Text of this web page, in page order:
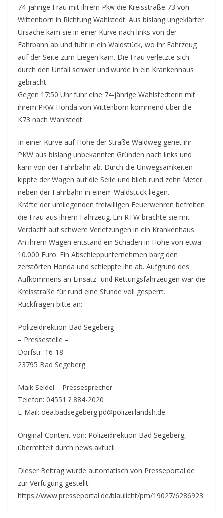
74-jährige Frau mit ihrem Pkw die Kreisstraße 73 von
Wittenborn in Richtung Wahlstedt. Aus bislang ungeklärter
Ursache kam sie in einer Kurve nach links von der
Fahrbahn ab und fuhr in ein Waldstück, wo ihr Fahrzeug
auf der Seite zum Liegen kam. Die Frau verletzte sich
durch den Unfall schwer und wurde in ein Krankenhaus
gebracht.
Gegen 17:50 Uhr fuhr eine 74-jährige Wahlstedterin mit
ihrem PKW Honda von Wittenborn kommend über die
K73 nach Wahlstedt.
In einer Kurve auf Höhe der Straße Waldweg geriet ihr
PKW aus bislang unbekannten Gründen nach links und
kam von der Fahrbahn ab. Durch die Unwegsamkeiten
kippte der Wagen auf die Seite und blieb rund zehn Meter
neben der Fahrbahn in einem Waldstück liegen.
Kräfte der umliegenden freiwilligen Feuerwehren befreiten
die Frau aus ihrem Fahrzeug. Ein RTW brachte sie mit
Verdacht auf schwere Verletzungen in ein Krankenhaus.
An ihrem Wagen entstand ein Schaden in Höhe von etwa
10.000 Euro. Ein Abschleppunternehmen barg den
zerstörten Honda und schleppte ihn ab. Aufgrund des
Aufkommens an Einsatz- und Rettungsfahrzeugen war die
Kreisstraße für rund eine Stunde voll gesperrt.
Rückfragen bitte an:
Polizeidirektion Bad Segeberg
– Pressestelle –
Dorfstr. 16-18
23795 Bad Segeberg
Maik Seidel – Pressesprecher
Telefon: 04551 ? 884-2020
E-Mail: oea.badsegeberg.pd@polizei.landsh.de
Original-Content von: Polizeidirektion Bad Segeberg,
übermittelt durch news aktuell
Dieser Beitrag wurde automatisch von Presseportal.de
zur Verfügung gestellt:
https://www.presseportal.de/blaulicht/pm/19027/6286923